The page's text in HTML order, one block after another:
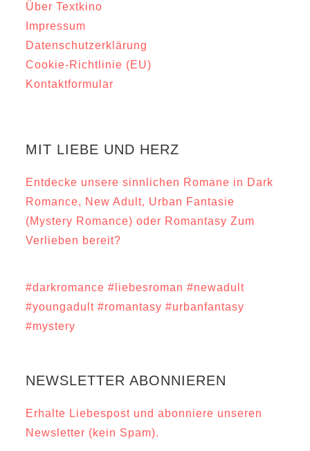
Über Textkino
Impressum
Datenschutzerklärung
Cookie-Richtlinie (EU)
Kontaktformular
MIT LIEBE UND HERZ
Entdecke unsere sinnlichen Romane in Dark
Romance, New Adult, Urban Fantasie
(Mystery Romance) oder Romantasy Zum
Verlieben bereit?
#darkromance #liebesroman #newadult
#youngadult #romantasy#urbanfantasy
#mystery
NEWSLETTER ABONNIEREN
Erhalte Liebespost und abonniere unseren
Newsletter (kein Spam).